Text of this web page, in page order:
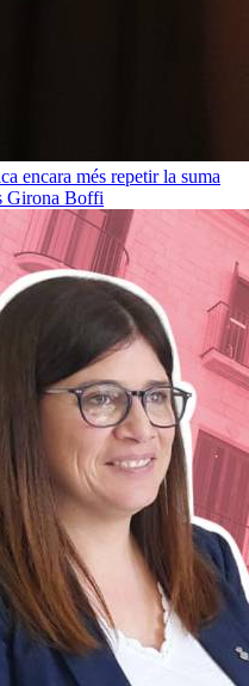
encara més repetir la suma
Girona Boffi